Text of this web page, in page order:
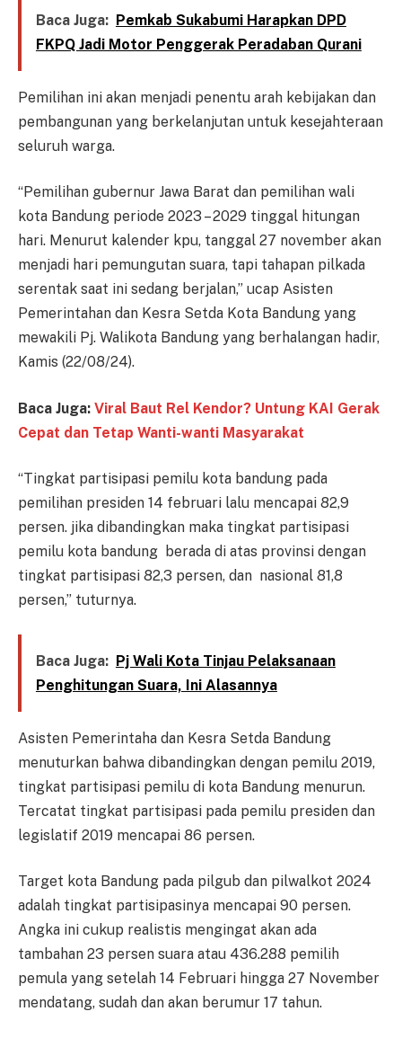
Baca Juga: Pemkab Sukabumi Harapkan DPD
FKPQ Jadi Motor Penggerak Peradaban Qurani
Pemilihan ini akan menjadi penentu arah kebijakan dan
pembangunan yang berkelanjutan untuk kesejahteraan
seluruh warga.
“Pemilihan gubernur Jawa Barat dan pemilihan wali
kota Bandung periode 2023 – 2029 tinggal hitungan
hari. Menurut kalender kpu, tanggal 27 november akan
menjadi hari pemungutan suara, tapi tahapan pilkada
serentak saat ini sedang berjalan,” ucap Asisten
Pemerintahan dan Kesra Setda Kota Bandung yang
mewakili Pj. Walikota Bandung yang berhalangan hadir,
Kamis (22/08/24).
Baca Juga: Viral Baut Rel Kendor? Untung KAI Gerak
Cepat dan Tetap Wanti-wanti Masyarakat
“Tingkat partisipasi pemilu kota bandung pada
pemilihan presiden 14 februari lalu mencapai 82,9
persen. jika dibandingkan maka tingkat partisipasi
pemilu kota bandung berada di atas provinsi dengan
tingkat partisipasi 82,3 persen, dan nasional 81,8
persen,” tuturnya.
Baca Juga: Pj Wali Kota Tinjau Pelaksanaan
Penghitungan Suara, Ini Alasannya
Asisten Pemerintaha dan Kesra Setda Bandung
menuturkan bahwa dibandingkan dengan pemilu 2019,
tingkat partisipasi pemilu di kota Bandung menurun.
Tercatat tingkat partisipasi pada pemilu presiden dan
legislatif 2019 mencapai 86 persen.
Target kota Bandung pada pilgub dan pilwalkot 2024
adalah tingkat partisipasinya mencapai 90 persen.
Angka ini cukup realistis mengingat akan ada
tambahan 23 persen suara atau 436.288 pemilih
pemula yang setelah 14 Februari hingga 27 November
mendatang, sudah dan akan berumur 17 tahun.